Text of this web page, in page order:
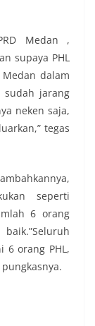
Medan ,
supaya PHL
dalam
sudah jarang
neken saja,
tegas
seperti
6 orang
6 orang PHL,